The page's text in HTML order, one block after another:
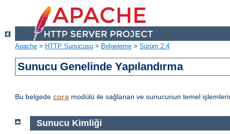
Apache > HTTP Sunucusu > Belgeleme > Sürüm 2.4
Sunucu Genelinde Yapılandırma
Bu belgede core modülü ile sağlanan ve sunucunun temel
Sunucu Kimliği